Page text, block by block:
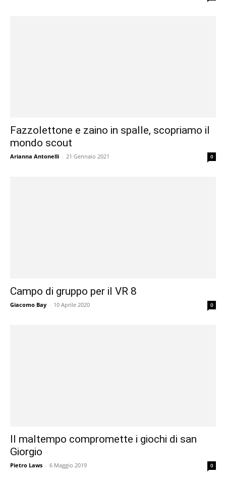
Fazzolettone e zaino in spalle, scopriamo il
mondo scout
Arianna Antonelli - 21 Gennaio 2021 0
Campo di gruppo per il VR 8
Giacomo Bay - 10 Aprile 2020 0
Il maltempo compromette i giochi di san
Giorgio
Pietro Laws - 6 Maggio 2019 0